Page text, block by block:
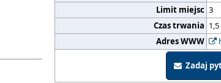
Limit miejsc 3
Czas trwania
Adres WWW
Zadaj